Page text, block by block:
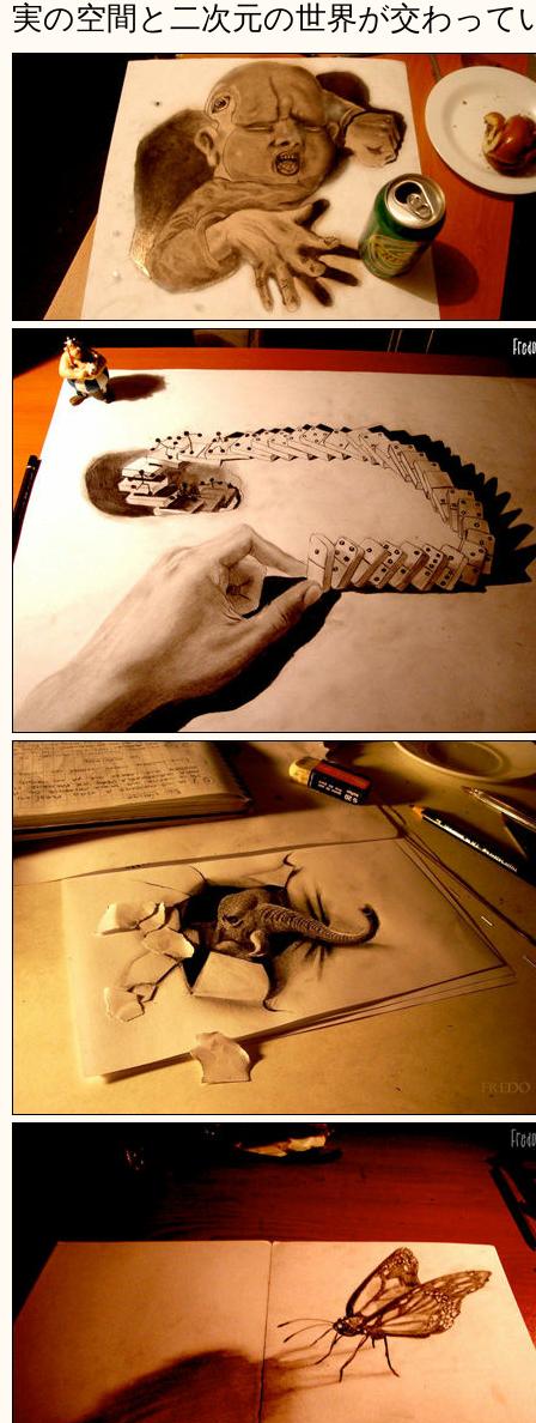
実の空間と二次元の世界が交わって